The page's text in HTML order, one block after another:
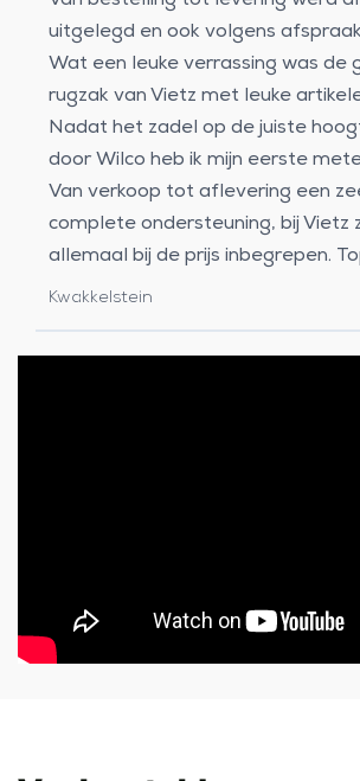
uitgelegd en ook volgens
Wat een leuke verrassing was de
rugzak van Vietz met leuke
Nadat het zadel op de juiste
door Wilco heb ik mijn eerste
Van verkoop tot aflevering een
complete ondersteuning, bij Vietz
allemaal bij de prijs inbegrepen.
Kwakkelstein